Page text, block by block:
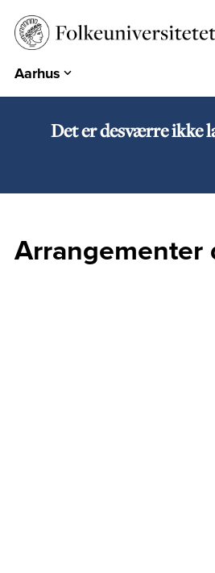
Aarhus
Aarhus
Emdrup
Herning
PARK
EUROPA 360°
Det er desværre ikke
Arrangementer